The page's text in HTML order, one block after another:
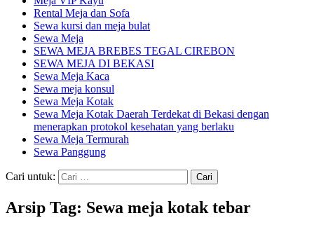
Rental Meja dan Sofa
Sewa kursi dan meja bulat
Sewa Meja
SEWA MEJA BREBES TEGAL CIREBON
SEWA MEJA DI BEKASI
Sewa Meja Kaca
Sewa meja konsul
Sewa Meja Kotak
Sewa Meja Kotak Daerah Terdekat di Bekasi dengan
menerapkan protokol kesehatan yang berlaku
Sewa Meja Termurah
Sewa Panggung
Cari untuk:
Arsip Tag: Sewa meja kotak tebar